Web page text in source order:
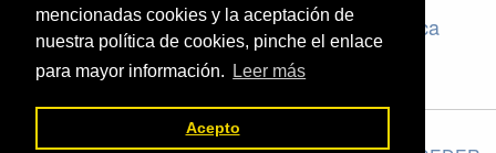
mencionadas cookies y la aceptación de
nuestra política de cookies, pinche el enlace
para mayor información.
Leer más
Acepto
Rúbricas de evaluación en educación física